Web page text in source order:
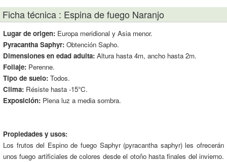
Ficha técnica : Espina de fuego Naranjo
Lugar de origen: Europa meridional y Asia menor.
Pyracantha Saphyr: Obtención Sapho.
Dimensiones en edad adulta: Altura hasta 4m, ancho hasta 2m.
Follaje: Perenne.
Tipo de suelo: Todos.
Clima: Résiste hasta -15°C.
Exposición: Plena luz a media sombra.
Propiedades y usos:
Los frutos del Espino de fuego Saphyr (pyracantha saphyr) les ofrecerán
unos fuego artificiales de colores desde el otoño hasta finales del invierno.